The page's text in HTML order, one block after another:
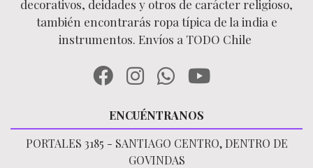
decorativos, deidades y otros de carácter religioso,
también encontrarás ropa típica de la india e
instrumentos. Envíos a TODO Chile
ENCUÉNTRANOS
PORTALES 3185 - SANTIAGO CENTRO, DENTRO DE
GOVINDAS